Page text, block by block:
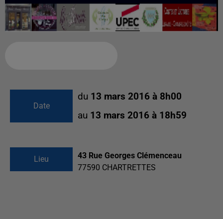
Date
du 13 mars 2016 à 8h00
au 13 mars 2016 à 18h59
Lieu
43 Rue Georges Clémenceau
77590 CHARTRETTES